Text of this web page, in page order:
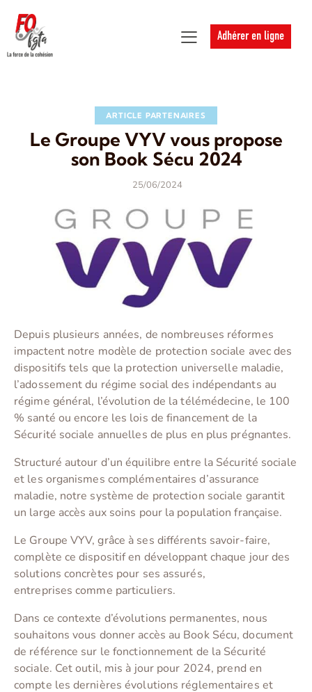
Adhérer en ligne
ARTICLE PARTENAIRES
Le Groupe VYV vous propose
son Book Sécu 2024
25/06/2024
Depuis plusieurs années, de nombreuses réformes
impactent notre modèle de protection sociale avec des
dispositifs tels que la protection universelle maladie,
l’adossement du régime social des indépendants au
régime général, l’évolution de la télémédecine, le 100
% santé ou encore les lois de financement de la
Sécurité sociale annuelles de plus en plus prégnantes.
Structuré autour d’un équilibre entre la Sécurité sociale
et les organismes complémentaires d’assurance
maladie, notre système de protection sociale garantit
un large accès aux soins pour la population française.
Le Groupe VYV, grâce à ses différents savoir-faire,
complète ce dispositif en développant chaque jour des
solutions concrètes pour ses assurés,
entreprises comme particuliers.
Dans ce contexte d’évolutions permanentes, nous
souhaitons vous donner accès au Book Sécu, document
de référence sur le fonctionnement de la Sécurité
sociale. Cet outil, mis à jour pour 2024, prend en
compte les dernières évolutions réglementaires et